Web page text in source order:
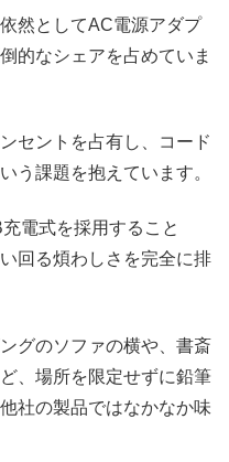
然としてAC電源アダプ
的なシェアを占めていま
セントを占有し、コード
う課題を抱えています。
電式を採用すること
回る煩わしさを完全に排
グのソファの横や、書斎
、場所を限定せずに鉛筆
社の製品ではなかなか味